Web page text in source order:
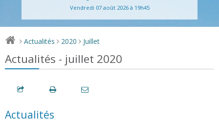
Vendredi 07 août 2026 à 19h45
> Actualités > 2020 > Juillet
Actualités - juillet 2020
Actualités